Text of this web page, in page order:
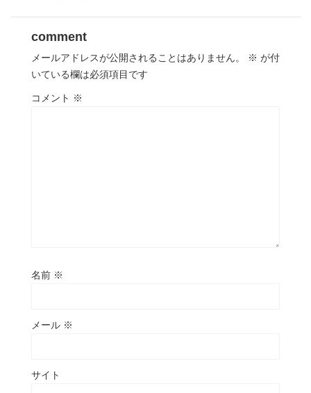
comment
メールアドレスが公開されることはありません。 ※ が付
いている欄は必須項目です
コメント ※
名前 ※
メール ※
サイト